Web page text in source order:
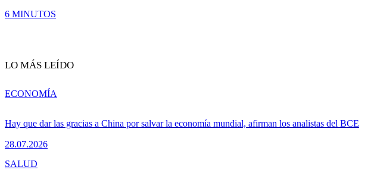
6 MINUTOS
LO MÁS LEÍDO
Hay que dar las gracias a China por salvar la economía mundial, afirman los analistas del BCE
28.07.2026
ECONOMÍA
SALUD